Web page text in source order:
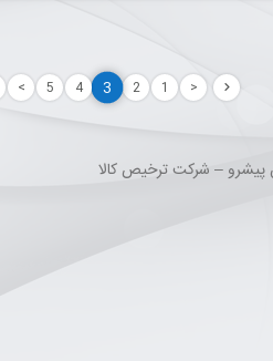
<
1
2
3
4
5
>